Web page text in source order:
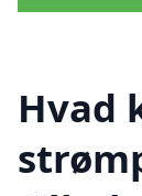
Hvad